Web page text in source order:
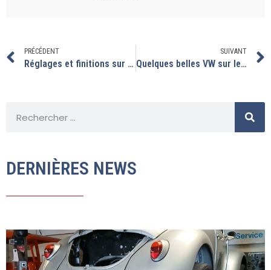
PRÉCÉDENT
Réglages et finitions sur ces coccinelles
SUIVANT
Quelques belles VW sur le départ
DERNIÈRES NEWS